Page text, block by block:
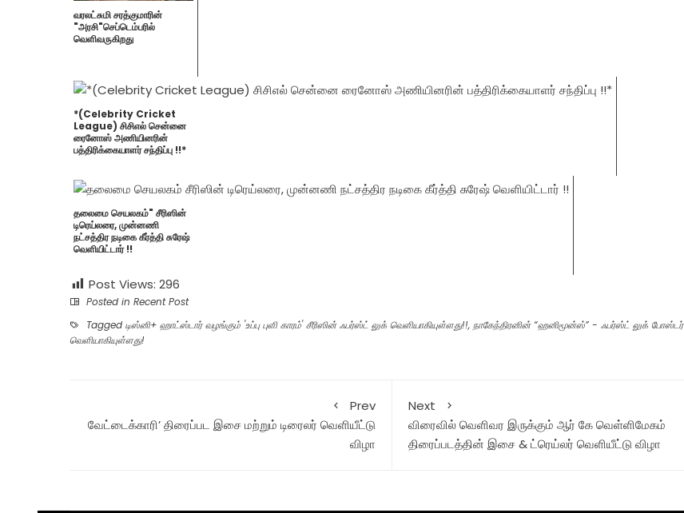
வரலட்சுமி சரத்குமாரின்
"அரசி"செப்டெம்பரில்
வெளிவருகிறது
*(Celebrity Cricket
League) சிசிஎல் சென்னை
ரைனோஸ் அணியினரின்
பத்திரிக்கையாளர் சந்திப்பு !!*
தலைமை செயலகம்" சீரிஸின்
டிரெய்லரை, முன்னணி
நட்சத்திர நடிகை கீர்த்தி சுரேஷ்
வெளியிட்டார் !!
Post Views: 296
Posted in Recent Post
Tagged டிஸ்னி+ ஹாட்ஸ்டார் வழங்கும் 'உப்பு புளி காரம்' சீரிஸின் ஃபர்ஸ்ட் லுக் வெளியாகியுள்ளது!!, நாகேந்திரனின் “ஹனிமூன்ஸ்” - ஃபர்ஸ்ட் லுக் போஸ்டர்
வெளியாகியுள்ளது!
Prev
வேட்டைக்காரி’ திரைப்பட இசை மற்றும் டிரைலர் வெளியீட்டு
விழா
Next
விரைவில் வெளிவர இருக்கும் ஆர் கே வெள்ளிமேகம்
திரைப்படத்தின் இசை & ட்ரெய்லர் வெளியீட்டு விழா